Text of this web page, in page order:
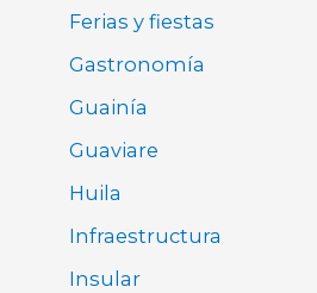
Ferias y fiestas
Gastronomía
Guainía
Guaviare
Huila
Infraestructura
Insular